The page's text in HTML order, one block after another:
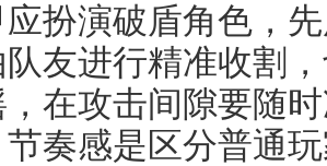
扮演破盾角色，
友进行精准收割
在攻击间隙要随
奏感是区分普通